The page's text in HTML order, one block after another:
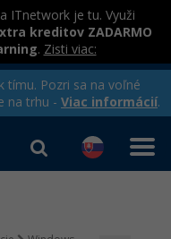
ITnetwork je tu. Využi
kreditov ZADARMO
. Zisti viac:
tímu. Pozri sa na voľné
na trhu - Viac informácií.